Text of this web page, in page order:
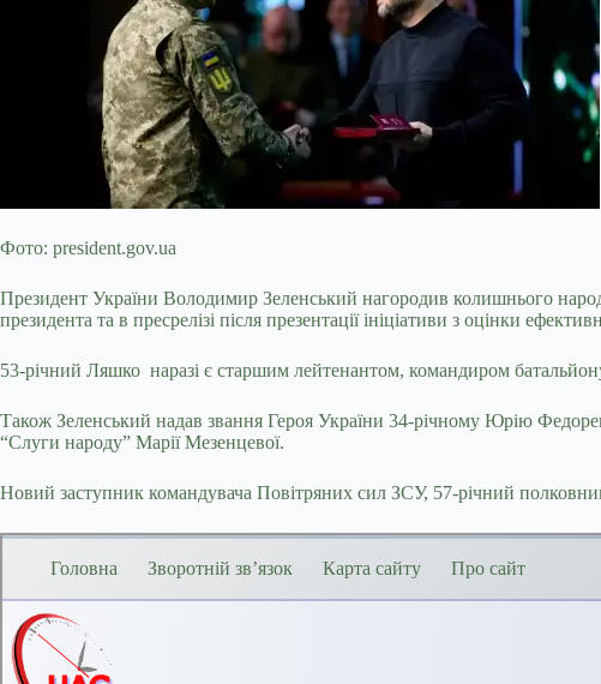
Фото: president.gov.ua
Президент України Володимир Зеленський нагородив колишнього
президента та в пресрелізі після презентації ініціативи з оцінки
53-річний Ляшко наразі є старшим лейтенантом, командиром
Також Зеленський надав звання Героя України 34-річному Юрію
“Слуги народу” Марії Мезенцевої.
Новий заступник командувача Повітряних сил ЗСУ, 57-річний